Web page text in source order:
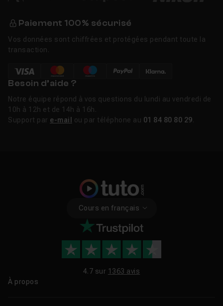
Paiement 100% sécurisé
Vos données sont chiffrées et protégées pendant toute la
transaction.
Besoin d’aide ?
Notre équipe répond à vos questions du lundi au vendredi de
10h à 12h et de 14h à 16h.
Support par e-mail ou par téléphone au 01 84 80 80 29
Cours en français
4.7 sur 1363 avis
À propos